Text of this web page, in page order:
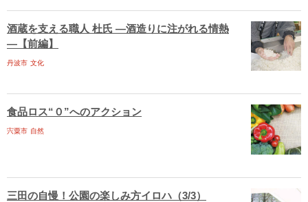
酒蔵を支える職人 杜氏 ―酒造りに注がれる情熱
―【前編】
丹波市 文化
食品ロス“０”へのアクション
宍粟市 自然
三田の自慢！公園の楽しみ方イロハ（3/3）